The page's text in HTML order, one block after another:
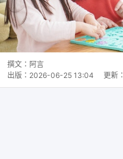
撰文： 阿言
出版： 2026-06-25 13:04 更新：